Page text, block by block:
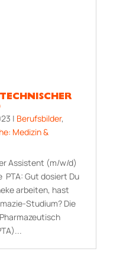
| Berufsbilder,
Medizin &
Assistent (m/w/d)
PTA: Gut dosiert Du
arbeiten, hast
Studium? Die